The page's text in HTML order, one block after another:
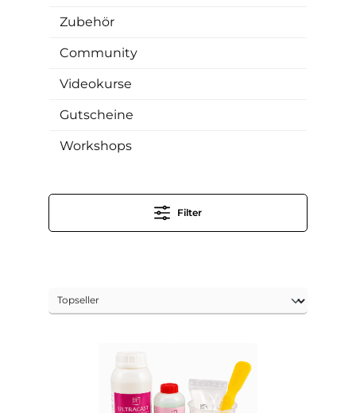
Zubehör
Community
Videokurse
Gutscheine
Workshops
Filter